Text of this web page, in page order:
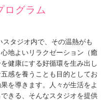
ログラム
タジオ内で、その温熱がも
地よいリラクゼーション（癒
健康にする好循環を生み出し
感を養うことも目的としてお
を導きます。人々が生活をよ
きる、そんなスタジオを提供